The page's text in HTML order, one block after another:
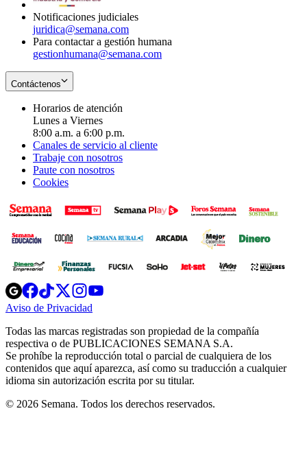
Notificaciones judiciales
juridica@semana.com
Para contactar a gestión humana
gestionhumana@semana.com
Contáctenos
Horarios de atención
Lunes a Viernes
8:00 a.m. a 6:00 p.m.
Canales de servicio al cliente
Trabaje con nosotros
Paute con nosotros
Cookies
Opens
in
new
Opens
in
new
Opens
in
new
window
Opens
new
windowwindow
Aviso de Privacidad
new
window
Todas las marcas registradas son propiedad de la compañía
respectiva o de PUBLICACIONES SEMANA S.A.
Se prohíbe la reproducción total o parcial de cualquiera de los
contenidos que aquí aparezca, así como su traducción a cualquier
idioma sin autorización escrita por su titular.
© 2026 Semana. Todos los derechos reservados.